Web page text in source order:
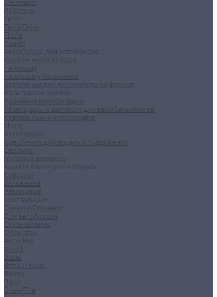
Neumann
PT Group
Sotra
Terra Drive
Thule
Yuago
Аксессуары для автобоксов
Крепеж велосипедов
На крышу
На крышку багажника
Крепление для велосипеда на фаркоп
На запасное колесо
Хранение велосипедов
Аксессуары и запчасти для велобагажников
Крепеж лыж и сноубордов
Thule
Аксессуары
Крепления для водного снаряжения
Серфинг
Грузовые корзины
Защита бамперов и пороги
Коврики
Багажника
Резиновые
Текстильные
Сумки и Рюкзаки
Для автобоксов
Органайзеры
Фаркопы
Auto-Hak
AvtoS
Bosal
Brink (Thule)
Baltex
Bizon
Draw-Tite